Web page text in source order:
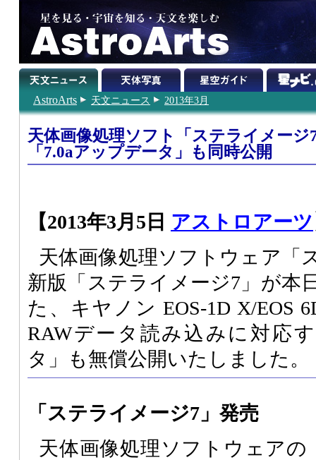
AstroArts 天文ニュース 2013年3月
天体画像処理ソフト「ステライメージ
「7.0aアップデータ」も同時公開
【2013年3月5日 アストロアーツ
天体画像処理ソフトウェア「
新版「ステライメージ7」が本
た、キヤノン EOS-1D X/EOS
RAWデータ読み込みに対応
タ」も無償公開いたしました。
「ステライメージ7」発売
天体画像処理ソフトウェアの